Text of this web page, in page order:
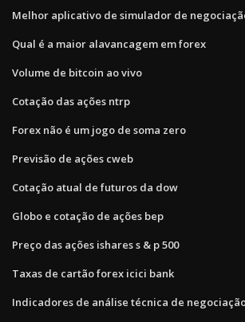
Melhor aplicativo de simulador de
Qual é a maior alavancagem em forex
Volume de bitcoin ao vivo
Cotação das ações ntrp
Forex não é um jogo de soma zero
Previsão de ações cweb
Cotação atual de futuros da dow
Globo e cotação de ações bep
Preço das ações ishares s & p 500
Taxas de cartão forex icici bank
Indicadores de análise técnica de